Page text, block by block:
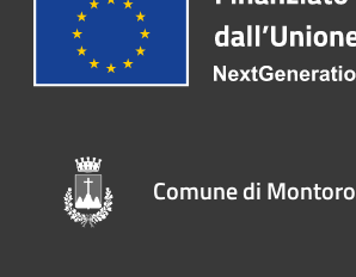
Comune di Montoro